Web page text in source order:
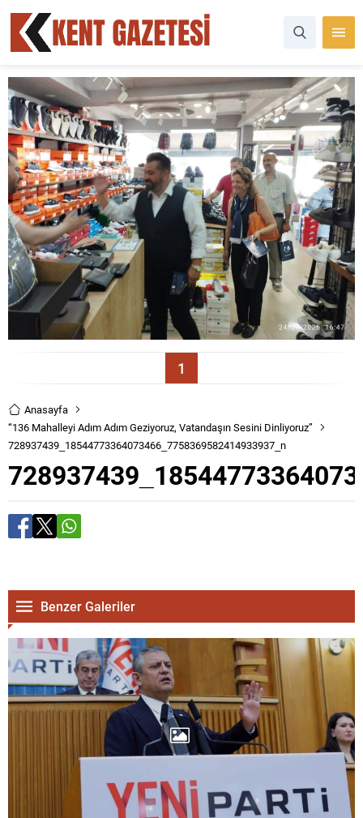
1
Anasayfa
“136 Mahalleyi Adım Adım Geziyoruz, Vatandaşın Sesini Dinliyoruz”
728937439_18544773364073466_7758369582414933937_n
Benzer Galeriler